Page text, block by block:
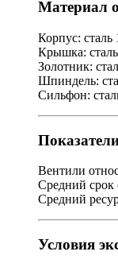
Материал
Корпус:
Крышка:
Золотник:
Шпиндель:
Сильфон:
Вентили
Средний срок
Средний
Условия